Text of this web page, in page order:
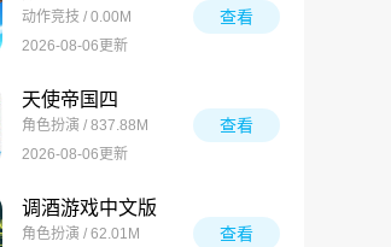
动作竞技 / 0.00M
2026-08-06更新
查看
天使帝国四
角色扮演 / 837.88M
2026-08-06更新
查看
调酒游戏中文版
角色扮演 / 62.01M
查看